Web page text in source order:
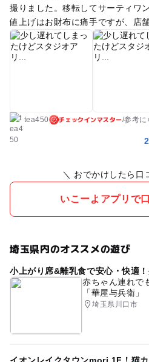
撮りました。移転してサーティワ
値上げはお財布に痛手ですが、店
たりとか、セットが以前と変わっ
てました。 お着替え終わった時に
くるのもかわいい。 川口市内には
tea450 チェックインマスター/参考に
＼ おでかけしたら口
いこーよアプリで
埼玉県内のオススメの遊び
小上がり席&離乳食で安心・快適
赤ちゃん連れで
「華屋与兵衛」
埼玉県川口市